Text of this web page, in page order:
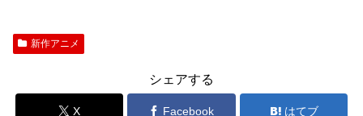
新作アニメ
シェアする
X Facebook はてブ